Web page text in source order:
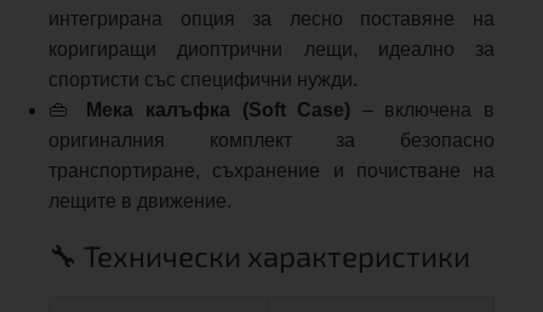
интегрирана опция за лесно поставяне на
коригиращи диоптрични лещи, идеално за
спортисти със специфични нужди.
👜
Мека калъфка (Soft Case) – включена в
оригиналния комплект за безопасно
транспортиране, съхранение и почистване на
лещите в движение.
🔧 Технически характеристики